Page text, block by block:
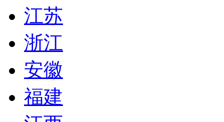
江苏
浙江
安徽
福建